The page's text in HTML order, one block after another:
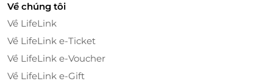
cung cấp dưỡng chất, giảm thâm, kích thích tăng
sinh collagen, cải thiện sắc tố da, trắng da, trẻ hoá
Về chúng tôi
Về LifeLink
Về LifeLink e-Ticket
Về LifeLink e-Voucher
Về LifeLink e-Gift